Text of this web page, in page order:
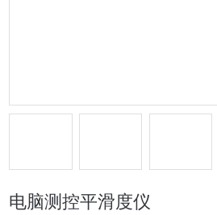
电脑测控平滑度仪